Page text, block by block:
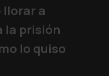
llorar a
la prisión
lo quiso